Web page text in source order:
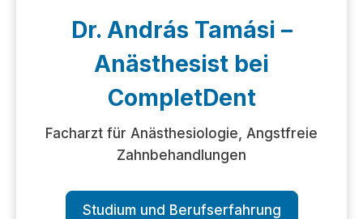
Dr. András Tamási –
Anästhesist bei
CompletDent
Facharzt für Anästhesiologie, Angstfreie
Zahnbehandlungen
Studium und Berufserfahrung